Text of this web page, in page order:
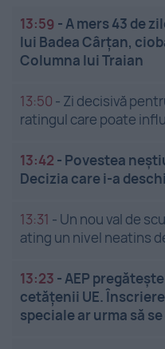
13:59 -A mers 43 de
lui Badea Cârțan,
Columna lui Traian
13:50 - Zi decisivă
ratingul care poate
13:42 - Povestea
Decizia care i-a
13:31 - Un nou val de
ating un nivel neatins
13:23 -AEP
cetățenii UE.
speciale ar urma să